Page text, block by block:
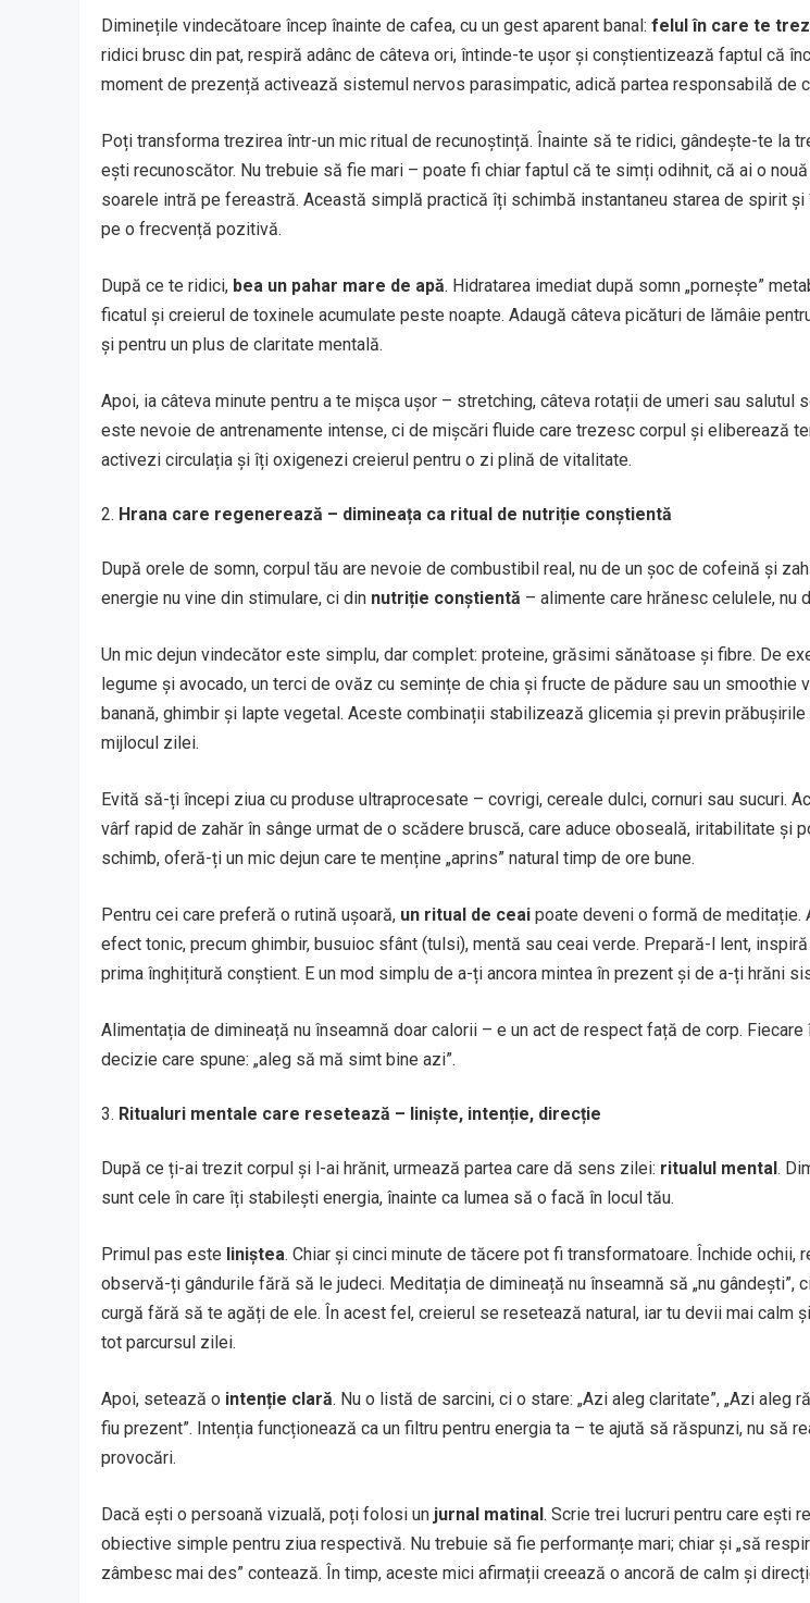
Diminețile vindecătoare încep înainte de cafea, cu un gest aparent banal: felul în care te
ridici brusc din pat, respiră adânc de câteva ori, întinde-te ușor și conștientizează faptul că
moment de prezență activează sistemul nervos parasimpatic, adică partea responsabilă de
Poți transforma trezirea într-un mic ritual de recunoștință. Înainte să te ridici, gândește-te la
ești recunoscător. Nu trebuie să fie mari – poate fi chiar faptul că te simți odihnit, că ai o
soarele intră pe fereastră. Această simplă practică îți schimbă instantaneu starea de spirit
pe o frecvență pozitivă.
După ce te ridici, bea un pahar mare de apă. Hidratarea imediat după somn „pornește”
ficatul și creierul de toxinele acumulate peste noapte. Adaugă câteva picături de lămâie
și pentru un plus de claritate mentală.
Apoi, ia câteva minute pentru a te mișca ușor – stretching, câteva rotații de umeri sau salutul
este nevoie de antrenamente intense, ci de mișcări fluide care trezesc corpul și eliberează
activezi circulația și îți oxigenezi creierul pentru o zi plină de vitalitate.
Hrana care regenerează – dimineața ca ritual de nutriție conștientă
După orele de somn, corpul tău are nevoie de combustibil real, nu de un șoc de cofeină și
energie nu vine din stimulare, ci din nutriție conștientă – alimente care hrănesc celulele, nu
Un mic dejun vindecător este simplu, dar complet: proteine, grăsimi sănătoase și fibre. De
legume și avocado, un terci de ovăz cu semințe de chia și fructe de pădure sau un smoothie
banană, ghimbir și lapte vegetal. Aceste combinații stabilizează glicemia și previn
mijlocul zilei.
Evită să-ți începi ziua cu produse ultraprocesate – covrigi, cereale dulci, cornuri sau sucuri.
vârf rapid de zahăr în sânge urmat de o scădere bruscă, care aduce oboseală, iritabilitate și
schimb, oferă-ți un mic dejun care te menține „aprins” natural timp de ore bune.
Pentru cei care preferă o rutină ușoară, un ritual de ceai poate deveni o formă de meditație.
efect tonic, precum ghimbir, busuioc sfânt (tulsi), mentă sau ceai verde. Prepară-l lent,
prima înghițitură conștient. E un mod simplu de a-ți ancora mintea în prezent și de a-ți hrăni
Alimentația de dimineață nu înseamnă doar calorii – e un act de respect față de corp.
decizie care spune: „aleg să mă simt bine azi”.
Ritualuri mentale care resetează – liniște, intenție, direcție
După ce ți-ai trezit corpul și l-ai hrănit, urmează partea care dă sens zilei: ritualul mental.
sunt cele în care îți stabilești energia, înainte ca lumea să o facă în locul tău.
Primul pas este liniștea. Chiar și cinci minute de tăcere pot fi transformatoare. Închide ochii,
observă-ți gândurile fără să le judeci. Meditația de dimineață nu înseamnă să „nu gândești”,
curgă fără să te agăți de ele. În acest fel, creierul se resetează natural, iar tu devii mai calm
tot parcursul zilei.
Apoi, setează o intenție clară. Nu o listă de sarcini, ci o stare: „Azi aleg claritate”, „Azi aleg
fiu prezent”. Intenția funcționează ca un filtru pentru energia ta – te ajută să răspunzi, nu să
provocări.
Dacă ești o persoană vizuală, poți folosi un jurnal matinal. Scrie trei lucruri pentru care ești
obiective simple pentru ziua respectivă. Nu trebuie să fie performanțe mari; chiar și „să
zâmbesc mai des” contează. În timp, aceste mici afirmații creează o ancoră de calm și